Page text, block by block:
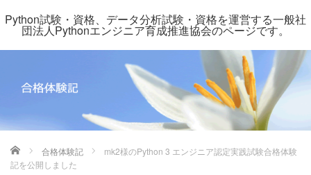
Python試験・資格、データ分析試験・資格を運営する一般社
団法人Pythonエンジニア育成推進協会のページです。
ホーム 合格体験記
mk2様のPython 3 エンジニア認定実践試験合格体験
記を公開しました